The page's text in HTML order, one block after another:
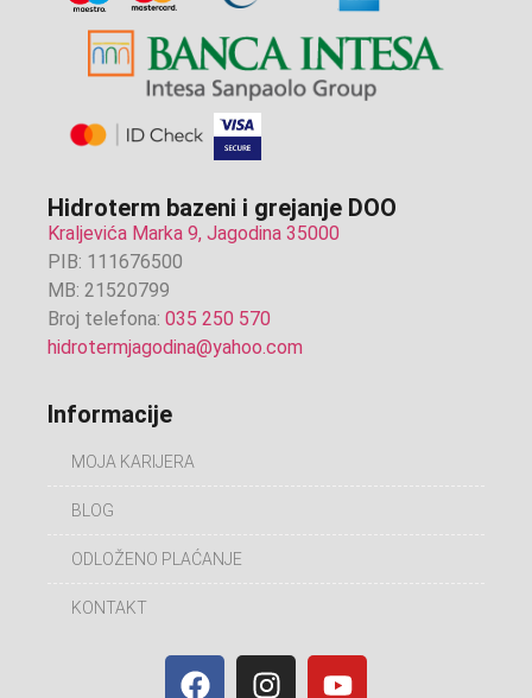
Hidroterm bazeni i grejanje DOO
Kraljevića Marka 9, Jagodina 35000
PIB: 111676500
MB: 21520799
Broj telefona: 035 250 570
hidrotermjagodina@yahoo.com
Informacije
MOJA KARIJERA
BLOG
ODLOŽENO PLAĆANJE
KONTAKT